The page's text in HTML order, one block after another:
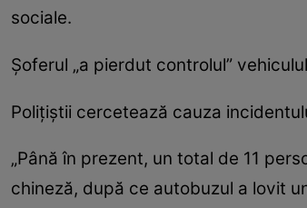
sociale.
Șoferul „a pierdut controlul”
Polițiștii cercetează cauza
„Până în prezent, un total de 11
chineză, după ce autobuzul a lovit